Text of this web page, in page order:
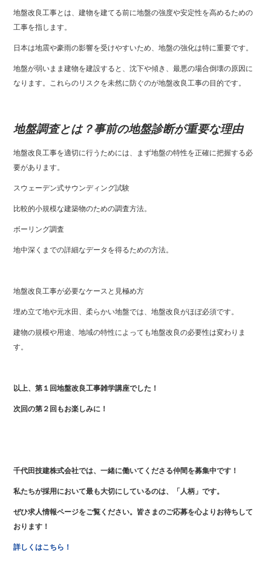
地盤改良工事とは、建物を建てる前に地盤の強度や安定性を高めるための
工事を指します。
日本は地震や豪雨の影響を受けやすいため、地盤の強化は特に重要です。
地盤が弱いまま建物を建設すると、沈下や傾き、最悪の場合倒壊の原因に
なります。これらのリスクを未然に防ぐのが地盤改良工事の目的です。
地盤調査とは？事前の地盤診断が重要な理由
地盤改良工事を適切に行うためには、まず地盤の特性を正確に把握する必
要があります。
スウェーデン式サウンディング試験
比較的小規模な建築物のための調査方法。
ボーリング調査
地中深くまでの詳細なデータを得るための方法。
地盤改良工事が必要なケースと見極め方
埋め立て地や元水田、柔らかい地盤では、地盤改良がほぼ必須です。
建物の規模や用途、地域の特性によっても地盤改良の必要性は変わりま
す。
以上、第１回地盤改良工事雑学講座でした！
次回の第２回もお楽しみに！
千代田技建株式会社では、一緒に働いてくださる仲間を募集中です！
私たちが採用において最も大切にしているのは、「人柄」です。
ぜひ求人情報ページをご覧ください。皆さまのご応募を心よりお待ちして
おります！
詳しくはこちら！